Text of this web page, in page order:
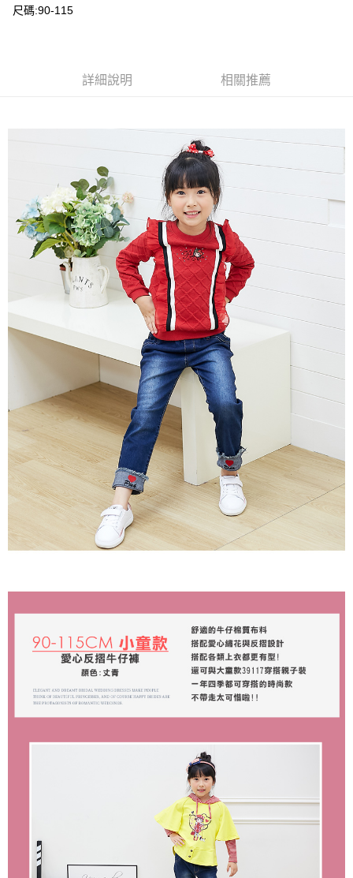
每筆NT$80，滿NT$2,000(含以上)免運費
每筆NT$80，滿NT$2,000(含以上)免運費
每筆NT$80，滿NT$2,000(含以上)免運費
付款後7-11取貨
每筆NT$80，滿NT$2,000(含以上)免運費
宅配
每筆NT$80，滿NT$2,000(含以上)免運費
尺碼:90-115
詳細說明 相關推薦